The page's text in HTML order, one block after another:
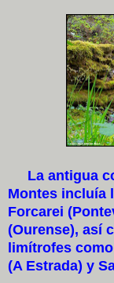
La antigua
Montes incluía
Forcarei
(Ourense), así
limítrofes
(A Estrada) y